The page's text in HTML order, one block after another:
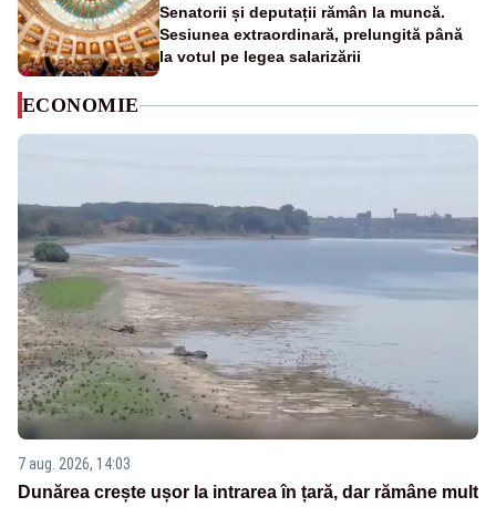
Senatorii și deputații rămân la muncă.
Sesiunea extraordinară, prelungită până
la votul pe legea salarizării
ECONOMIE
7 aug. 2026, 14:03
Dunărea crește ușor la intrarea în țară, dar rămâne mult